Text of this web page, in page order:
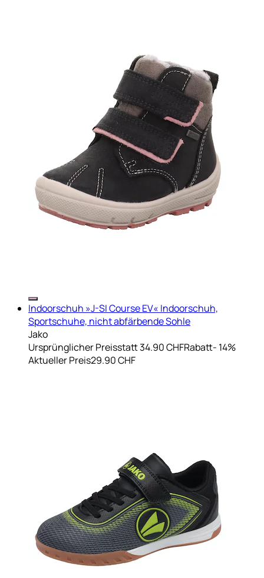
Indoorschuh »J-SI Course EV« Indoorschuh,
Sportschuhe, nicht abfärbende Sohle
Jako
Ursprünglicher Preisstatt 34.90 CHFRabatt- 14%
Aktueller Preis29.90 CHF